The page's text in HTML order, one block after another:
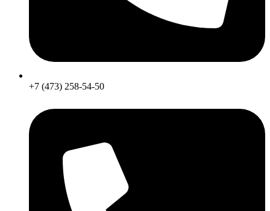
+7 (473) 258-54-50